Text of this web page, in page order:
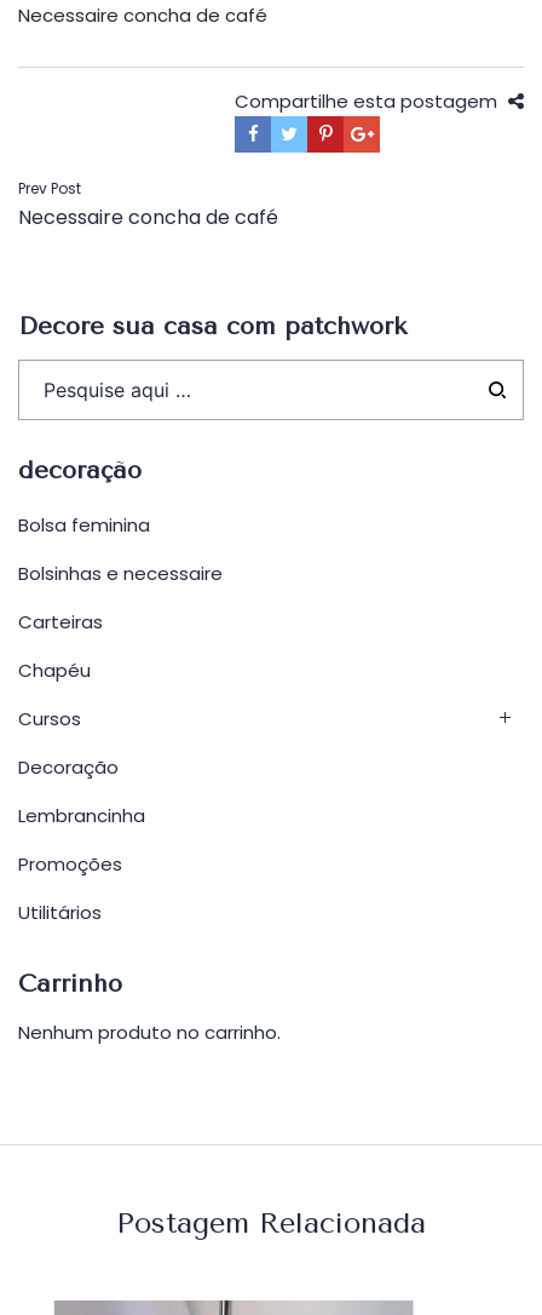
Necessaire concha de café
Compartilhe esta postagem
Navegação
de
Prev Post
Necessaire concha de café
Decore sua casa com patchwork
decoração
Bolsa feminina
Bolsinhas e necessaire
Carteiras
Chapéu
Cursos
Decoração
Lembrancinha
Promoções
Utilitários
Carrinho
Nenhum produto no carrinho.
Postagem Relacionada